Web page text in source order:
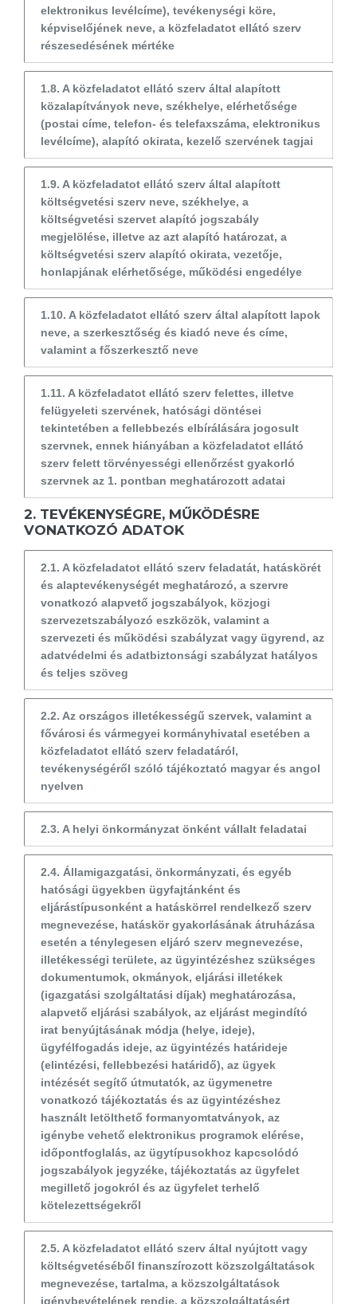
elektronikus levélcíme), tevékenységi köre,
képviselőjének neve, a közfeladatot ellátó szerv
részesedésének mértéke
1.8. A közfeladatot ellátó szerv által alapított
közalapítványok neve, székhelye, elérhetősége
(postai címe, telefon- és telefaxszáma, elektronikus
levélcíme), alapító okirata, kezelő szervének tagjai
1.9. A közfeladatot ellátó szerv által alapított
költségvetési szerv neve, székhelye, a
költségvetési szervet alapító jogszabály
megjelölése, illetve az azt alapító határozat, a
költségvetési szerv alapító okirata, vezetője,
honlapjának elérhetősége, működési engedélye
1.10. A közfeladatot ellátó szerv által alapított lapok
neve, a szerkesztőség és kiadó neve és címe,
valamint a főszerkesztő neve
1.11. A közfeladatot ellátó szerv felettes, illetve
felügyeleti szervének, hatósági döntései
tekintetében a fellebbezés elbírálására jogosult
szervnek, ennek hiányában a közfeladatot ellátó
szerv felett törvényességi ellenőrzést gyakorló
szervnek az 1. pontban meghatározott adatai
2. TEVÉKENYSÉGRE, MŰKÖDÉSRE
VONATKOZÓ ADATOK
2.1. A közfeladatot ellátó szerv feladatát, hatáskörét
és alaptevékenységét meghatározó, a szervre
vonatkozó alapvető jogszabályok, közjogi
szervezetszabályozó eszközök, valamint a
szervezeti és működési szabályzat vagy ügyrend, az
adatvédelmi és adatbiztonsági szabályzat hatályos
és teljes szöveg
2.2. Az országos illetékességű szervek, valamint a
fővárosi és vármegyei kormányhivatal esetében a
közfeladatot ellátó szerv feladatáról,
tevékenységéről szóló tájékoztató magyar és angol
nyelven
2.3. A helyi önkormányzat önként vállalt feladatai
2.4. Államigazgatási, önkormányzati, és egyéb
hatósági ügyekben ügyfajtánként és
eljárástípusonként a hatáskörrel rendelkező szerv
megnevezése, hatáskör gyakorlásának átruházása
esetén a ténylegesen eljáró szerv megnevezése,
illetékességi területe, az ügyintézéshez szükséges
dokumentumok, okmányok, eljárási illetékek
(igazgatási szolgáltatási díjak) meghatározása,
alapvető eljárási szabályok, az eljárást megindító
irat benyújtásának módja (helye, ideje),
ügyfélfogadás ideje, az ügyintézés határideje
(elintézési, fellebbezési határidő), az ügyek
intézését segítő útmutatók, az ügymenetre
vonatkozó tájékoztatás és az ügyintézéshez
használt letölthető formanyomtatványok, az
igénybe vehető elektronikus programok elérése,
időpontfoglalás, az ügytípusokhoz kapcsolódó
jogszabályok jegyzéke, tájékoztatás az ügyfelet
megillető jogokról és az ügyfelet terhelő
kötelezettségekről
2.5. A közfeladatot ellátó szerv által nyújtott vagy
költségvetéséből finanszírozott közszolgáltatások
megnevezése, tartalma, a közszolgáltatások
igénybevételének rendje, a közszolgáltatásért